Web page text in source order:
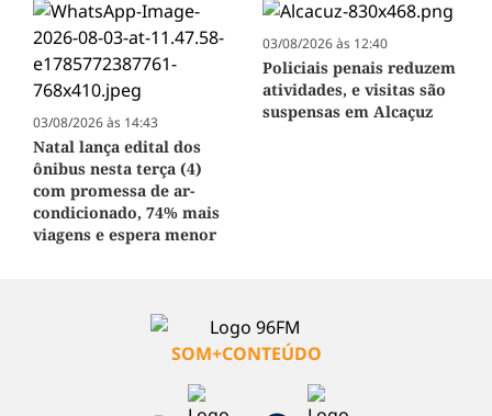
03/08/2026 às 14:43
Natal lança edital dos
ônibus nesta terça (4)
com promessa de ar-
condicionado, 74% mais
viagens e espera menor
03/08/2026 às 12:40
Policiais penais reduzem
atividades, e visitas são
suspensas em Alcaçuz
SOM+CONTEÚDO